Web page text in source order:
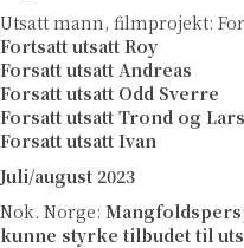
Utsatt mann, filmprojekt:
Fortsatt utsatt Roy
Forsatt utsatt Andreas
Forsatt utsatt Odd Sverre
Forsatt utsatt Trond og Lars
Forsatt utsatt Ivan
Juli/august 2023
Nok. Norge:
kunne styrke tilbudet til